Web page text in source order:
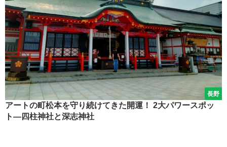
長野
アートの町松本を守り続けてきた開運！ 2大パワースポッ
ト―四柱神社と深志神社